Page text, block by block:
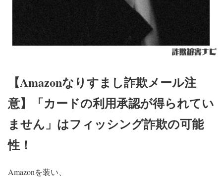
【Amazonなりすまし詐欺メール注
意】「カードの利用承認が得られてい
ません」はフィッシング詐欺の可能
性！
Amazonを装い、